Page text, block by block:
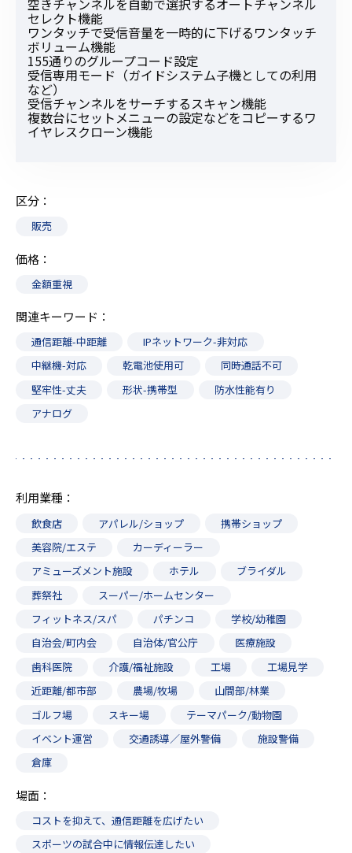
空きチャンネルを自動で選択するオートチャンネル
セレクト機能
ワンタッチで受信音量を一時的に下げるワンタッチ
ボリューム機能
155通りのグループコード設定
受信専用モード（ガイドシステム子機としての利用
など）
受信チャンネルをサーチするスキャン機能
複数台にセットメニューの設定などをコピーするワ
イヤレスクローン機能
区分
販売
価格
金額重視
関連キーワード
通信距離-中距離
IPネットワーク-非対応
中継機-対応
乾電池使用可
同時通話不可
堅牢性-丈夫
形状-携帯型
防水性能有り
アナログ
利用業種
飲食店 アパレル/ショップ
携帯ショップ
美容院/エステ
カーディーラー
アミューズメント施設
ホテル
ブライダル
葬祭社
スーパー/ホームセンター
フィットネス/スパ
パチンコ
学校/幼稚園
自治会/町内会
自治体/官公庁
医療施設
歯科医院
介護/福祉施設 工場
工場見学
近距離/都市部
農場/牧場
山間部/林業
ゴルフ場
スキー場
テーマパーク/動物園
イベント運営
交通誘導／屋外警備
施設警備
倉庫
場面
コストを抑えて、通信距離を広げたい
スポーツの試合中に情報伝達したい